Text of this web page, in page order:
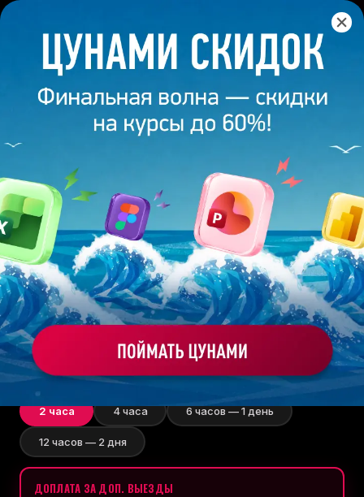
BONNIE &
SLIDE
КАЛЬКУЛЯТОР
КАСТОМА
Внутренний инструмент ·
для сейлзов
СЧИТАЕМКАСТОМ
НАПРАВЛЕНИЕ
Презентации Нейросети Ораторское
Презентации + Нейросети
2 ФОРМАТ
Онлайн Офлайн · офис клиента в Мск
3 ДЛИТЕЛЬНОСТЬ
2 часа 4 часа 6 часов — 1 день
12 часов — 2 дня
ДОПЛАТА ЗА ДОП. ВЫЕЗДЫ